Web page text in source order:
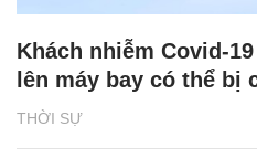
THỜI SỰ
Khách nhiễm Covid-
lên máy bay có thể bị